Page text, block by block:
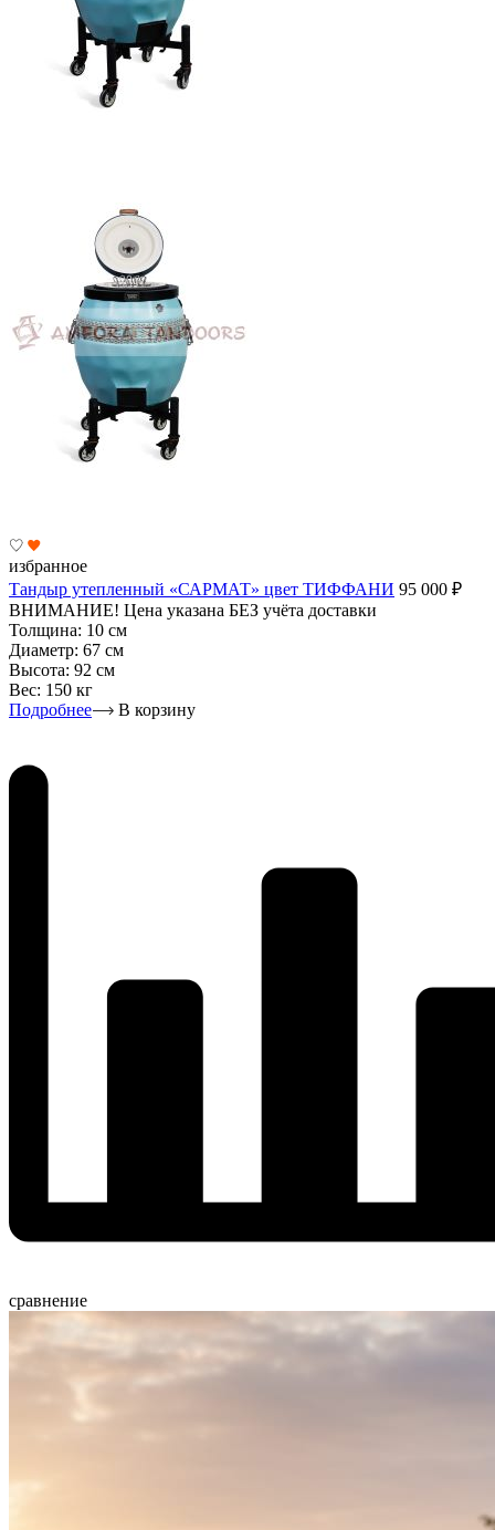
избранное
Тандыр утепленный «САРМАТ» цвет ТИФФАНИ 95 000 ₽
ВНИМАНИЕ! Цена указана БЕЗ учёта доставки
Толщина: 10 см
Диаметр: 67 см
Высота: 92 см
Вес: 150 кг
Подробнее
В корзину
сравнение